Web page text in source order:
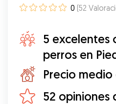
0 (52
5 excelentes
perros en
Precio
52 opiniones